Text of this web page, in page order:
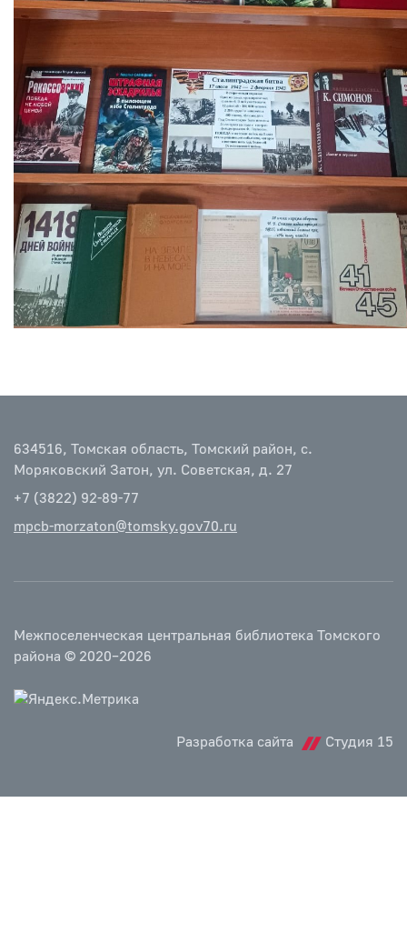
634516, Томская область, Томский район, с.
Моряковский Затон, ул. Советская, д. 27
+7 (3822) 92-89-77
mpcb-morzaton@tomsky.gov70.ru
Межпоселенческая центральная библиотека Томского
района © 2020–2026
Разработка сайта Студия 15